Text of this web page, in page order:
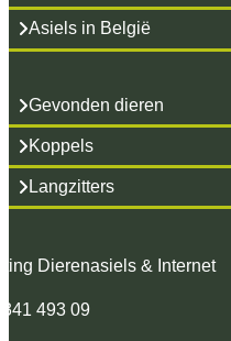
Asiels in België
Gevonden dieren
Koppels
Langzitters
Dierenasiels & Internet
493 09